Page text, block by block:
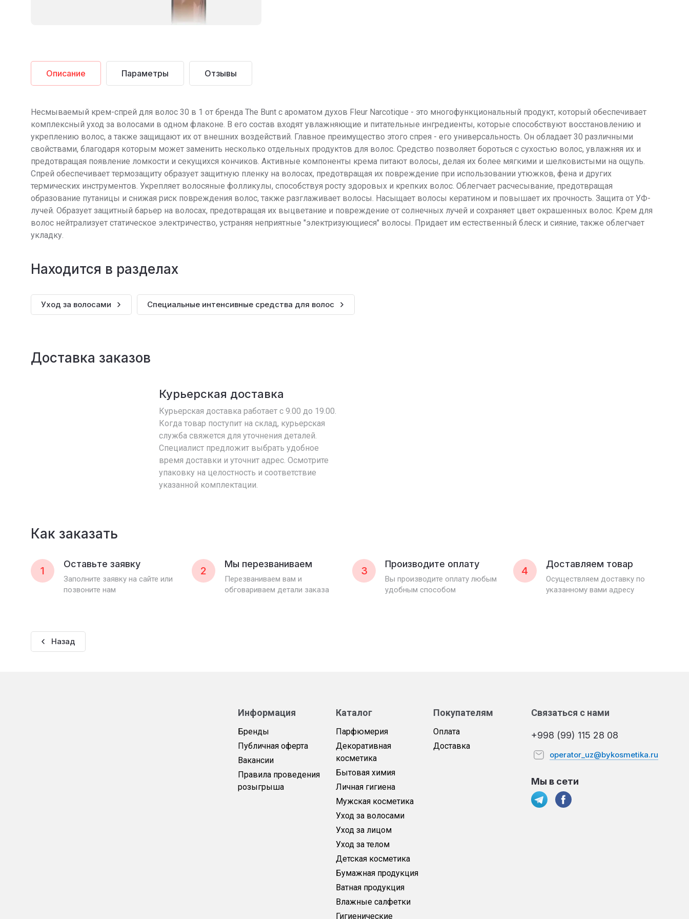
Описание Параметры Отзывы
Несмываемый крем-спрей для волос 30 в 1 от бренда The Bunt с ароматом духов Fleur Narcotique - это многофункциональный продукт, который обеспечивает
комплексный уход за волосами в одном флаконе. В его состав входят увлажняющие и питательные ингредиенты, которые способствуют восстановлению и
укреплению волос, а также защищают их от внешних воздействий. Главное преимущество этого спрея - его универсальность. Он обладает 30 различными
свойствами, благодаря которым может заменить несколько отдельных продуктов для волос. Средство позволяет бороться с сухостью волос, увлажняя их и
предотвращая появление ломкости и секущихся кончиков. Активные компоненты крема питают волосы, делая их более мягкими и шелковистыми на ощупь.
Спрей обеспечивает термозащиту образует защитную пленку на волосах, предотвращая их повреждение при использовании утюжков, фена и других
термических инструментов. Укрепляет волосяные фолликулы, способствуя росту здоровых и крепких волос. Облегчает расчесывание, предотвращая
образование путаницы и снижая риск повреждения волос, также разглаживает волосы. Насыщает волосы кератином и повышает их прочность. Защита от УФ-
лучей. Образует защитный барьер на волосах, предотвращая их выцветание и повреждение от солнечных лучей и сохраняет цвет окрашенных волос. Крем для
волос нейтрализует статическое электричество, устраняя неприятные "электризующиеся" волосы. Придает им естественный блеск и сияние, также облегчает
укладку.
Находится в разделах
Уход за волосами Специальные интенсивные средства для волос
Доставка заказов
Курьерская доставка
Курьерская доставка работает с 9.00 до 19.00.
Когда товар поступит на склад, курьерская
служба свяжется для уточнения деталей.
Специалист предложит выбрать удобное
время доставки и уточнит адрес. Осмотрите
упаковку на целостность и соответствие
указанной комплектации.
Как заказать
1
Оставьте заявку
Заполните заявку на сайте или
позвоните нам
2
Мы перезваниваем
Перезваниваем вам и
обговариваем детали заказа
3
Производите оплату
Вы производите оплату любым
удобным способом
4
Доставляем товар
Осуществляем доставку по
указанному вами адресу
Назад
Информация
Бренды
Публичная оферта
Вакансии
Правила проведения
розыгрыша
Каталог
Парфюмерия
Декоративная
косметика
Бытовая химия
Личная гигиена
Мужская косметика
Уход за волосами
Уход за лицом
Уход за телом
Детская косметика
Бумажная продукция
Ватная продукция
Влажные салфетки
Гигиенические
Покупателям
Оплата
Доставка
Связаться с нами
+998 (99) 115 28 08
operator_uz@bykosmetika.ru
Мы в сети